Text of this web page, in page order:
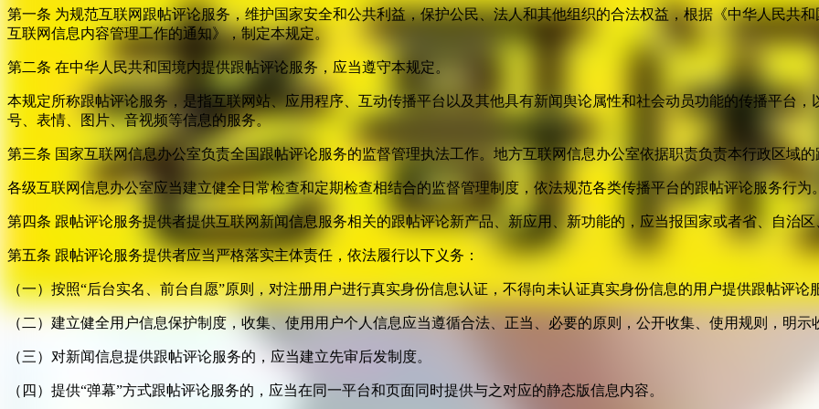
第一条 为规范互联网跟帖评论服务，维护国家安全和公共利益，保护公民、法人和其他组织的合法权益，根据《中华人民共
互联网信息内容管理工作的通知》，制定本规定。
第二条 在中华人民共和国境内提供跟帖评论服务，应当遵守本规定。
本规定所称跟帖评论服务，是指互联网站、应用程序、互动传播平台以及其他具有新闻舆论属性和社会动员功能的传播平台
号、表情、图片、音视频等信息的服务。
第三条 国家互联网信息办公室负责全国跟帖评论服务的监督管理执法工作。地方互联网信息办公室依据职责负责本行政区域
各级互联网信息办公室应当建立健全日常检查和定期检查相结合的监督管理制度，依法规范各类传播平台的跟帖评论服务行为
第四条 跟帖评论服务提供者提供互联网新闻信息服务相关的跟帖评论新产品、新应用、新功能的，应当报国家或者省、自治
第五条 跟帖评论服务提供者应当严格落实主体责任，依法履行以下义务：
（一）按照“后台实名、前台自愿”原则，对注册用户进行真实身份信息认证，不得向未认证真实身份信息的用户提供跟帖评论
（二）建立健全用户信息保护制度，收集、使用用户个人信息应当遵循合法、正当、必要的原则，公开收集、使用规则，明
（三）对新闻信息提供跟帖评论服务的，应当建立先审后发制度。
（四）提供“弹幕”方式跟帖评论服务的，应当在同一平台和页面同时提供与之对应的静态版信息内容。